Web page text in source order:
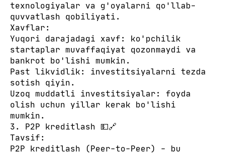
texnologiyalar va g'oyalarni qo'llab-
quvvatlash qobiliyati.
Xavflar:
Yuqori darajadagi xavf: ko'pchilik
startaplar muvaffaqiyat qozonmaydi va
bankrot bo'lishi mumkin.
Past likvidlik: investitsiyalarni tezda
sotish qiyin.
Uzoq muddatli investitsiyalar: foyda
olish uchun yillar kerak bo'lishi
mumkin.
3. P2P kreditlash 💵🔗
Tavsif:
P2P kreditlash (Peer-to-Peer) - bu